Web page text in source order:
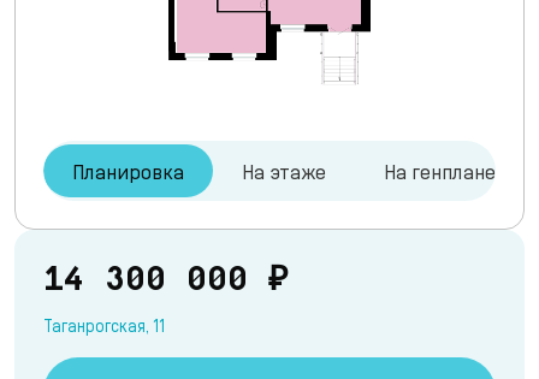
Планировка На этаже На генплане
14 300 000 ₽
Таганрогская, 11